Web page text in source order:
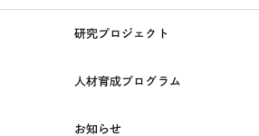
研究プロジェクト
人材育成プログラム
お知らせ